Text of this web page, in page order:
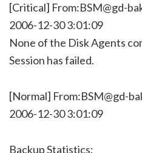
[Critical] From:BSM@gd-
2006-12-30 3:01:09
None of the Disk Agents
Session has failed.
[Normal] From:BSM@gd-
2006-12-30 3:01:09
Backup Statistics: